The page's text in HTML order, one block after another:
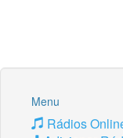
Menu
Rádios